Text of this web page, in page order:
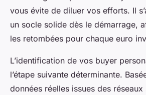
vous évite de diluer vos efforts. Il
un socle solide dès le démarrage,
les retombées pour chaque euro
L’identification de vos buyer
l’étape suivante déterminante.
données réelles issues des réseaux